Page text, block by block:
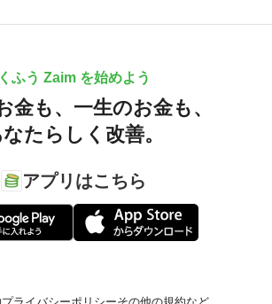
くふう Zaim を始めよう
金も、 一生のお金も、
たらしく改善。
アプリはこちら
プライバシーポリシーその他の規約など